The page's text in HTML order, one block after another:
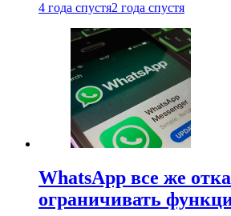
4 года спустя2 года спустя
WhatsApp все же
ограничивать